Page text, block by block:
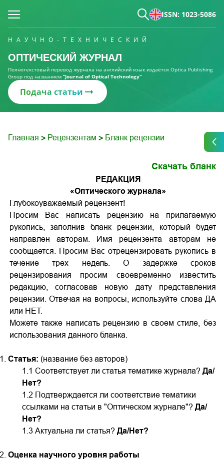
ISSN: 1023-5086
НАУЧНО-ТЕХНИЧЕСКИЙ
ОПТИЧЕСКИЙ ЖУРНАЛ
Полнотекстовый перевод журнала на английский язык издаётся Optica Publishing
Group под названием “Journal of Optical Technology“
Подача статьи
Главная > Рецензентам > Бланк рецензии
Скачать бланк
РЕДАКЦИЯ
«Оптического журнала»
Глубокоуважаемый рецензент!
Просим Вас написать рецензию на прилагаемую
рукопись, заполнив бланк рецензии, который будет
направлен авторам. Имя рецензента авторам не
сообщается. Просим Вас отрецензировать рукопись в
течение трех недель. О задержке сроков
рецензирования просим своевременно известить
редакцию, согласовав новую дату представления
рецензии. Отвечая на вопросы, используйте слова ДА
или НЕТ.
Можете также написать рецензию в своем стиле, без
использования данного бланка.
Статья: (название без авторов)
1.1 Соответствует ли статья тематике журнала?Да/
Нет?
1.2 Подтверждается ли соответствие тематики
ссылками на статьи в "Оптическом журнале"? Да/
Нет?
1.3 Актуальна ли статья?Да/Нет?
Оценка научного уровня работы